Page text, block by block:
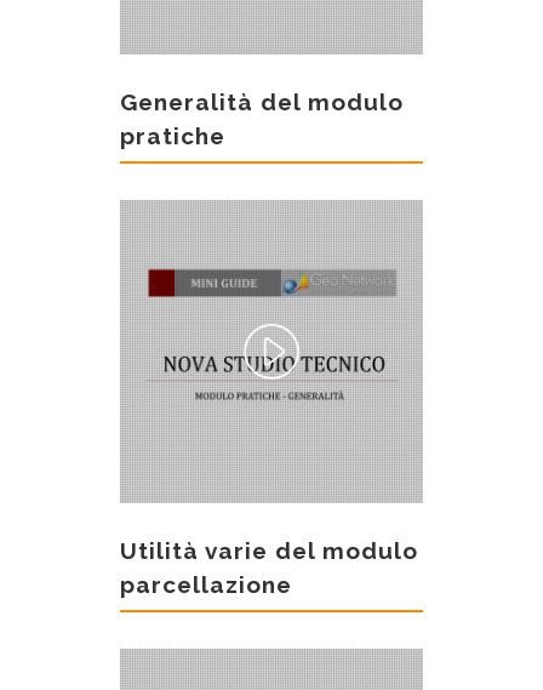
Generalità del modulo
pratiche
Utilità varie del modulo
parcellazione